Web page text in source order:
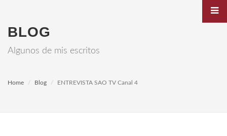
BLOG
Algunos de mis escritos
Home Blog ENTREVISTA SAO TV Canal 4